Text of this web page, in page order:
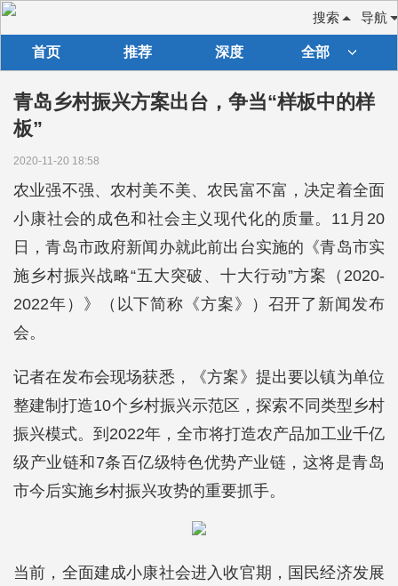
导航
搜索
首页 推荐 深度 全部
青岛乡村振兴方案出台，争当“样板中的样
板”
2020-11-20 18:58
农业强不强、农村美不美、农民富不富，决定着全面
小康社会的成色和社会主义现代化的质量。11月20
日，青岛市政府新闻办就此前出台实施的《青岛市实
施乡村振兴战略“五大突破、十大行动”方案（2020-
2022年）》（以下简称《方案》）召开了新闻发布
会。
记者在发布会现场获悉，《方案》提出要以镇为单位
整建制打造10个乡村振兴示范区，探索不同类型乡村
振兴模式。到2022年，全市将打造农产品加工业千亿
级产业链和7条百亿级特色优势产业链，这将是青岛
市今后实施乡村振兴攻势的重要抓手。
当前，全面建成小康社会进入收官期，国民经济发展